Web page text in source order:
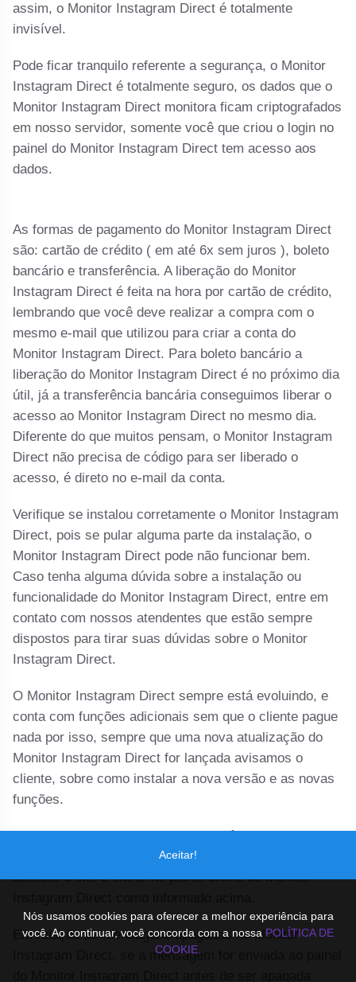
assim, o Monitor Instagram Direct é totalmente
invisível.
Pode ficar tranquilo referente a segurança, o Monitor
Instagram Direct é totalmente seguro, os dados que o
Monitor Instagram Direct monitora ficam criptografados
em nosso servidor, somente você que criou o login no
painel do Monitor Instagram Direct tem acesso aos
dados.
As formas de pagamento do Monitor Instagram Direct
são: cartão de crédito ( em até 6x sem juros ), boleto
bancário e transferência. A liberação do Monitor
Instagram Direct é feita na hora por cartão de crédito,
lembrando que você deve realizar a compra com o
mesmo e-mail que utilizou para criar a conta do
Monitor Instagram Direct. Para boleto bancário a
liberação do Monitor Instagram Direct é no próximo dia
útil, já a transferência bancária conseguimos liberar o
acesso ao Monitor Instagram Direct no mesmo dia.
Diferente do que muitos pensam, o Monitor Instagram
Direct não precisa de código para ser liberado o
acesso, é direto no e-mail da conta.
Verifique se instalou corretamente o Monitor Instagram
Direct, pois se pular alguma parte da instalação, o
Monitor Instagram Direct pode não funcionar bem.
Caso tenha alguma dúvida sobre a instalação ou
funcionalidade do Monitor Instagram Direct, entre em
contato com nossos atendentes que estão sempre
dispostos para tirar suas dúvidas sobre o Monitor
Instagram Direct.
O Monitor Instagram Direct sempre está evoluindo, e
conta com funções adicionais sem que o cliente pague
nada por isso, sempre que uma nova atualização do
Monitor Instagram Direct for lançada avisamos o
cliente, sobre como instalar a nova versão e as novas
funções.
Para monitorar pelo computador você não deve instalar
o Monitor Instagram Direct no computador, somente
acessar o site e entrar no painel online do Monitor
Em relação as mensagens apagadas no Monitor
Instagram Direct, se a mensagem for enviada ao painel
Aceitar!
Nós usamos cookies para oferecer a melhor experiência para
você. Ao continuar, você concorda com a nossa POLÍTICA DE
COOKIE.